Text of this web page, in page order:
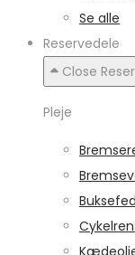
Se alle
Reservedele
Close
Pleje